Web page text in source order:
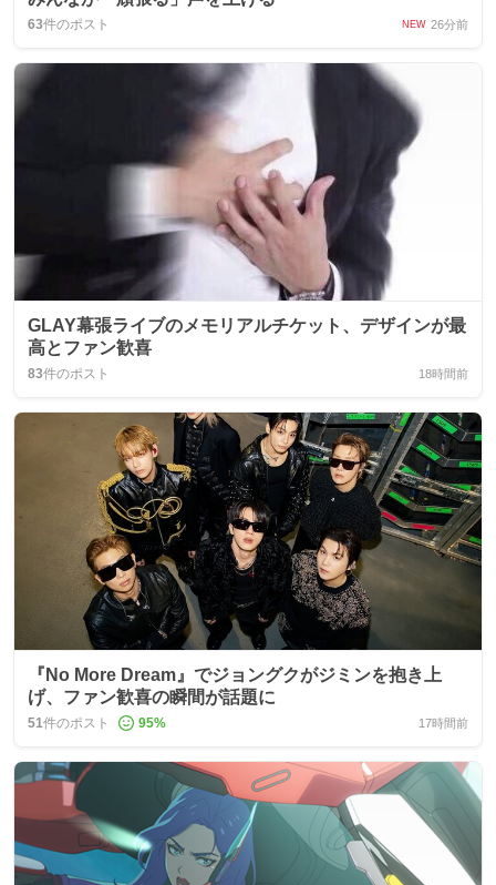
63件のポスト NEW 26分前
GLAY幕張ライブのメモリアルチケット、デザインが最
高とファン歓喜
83件のポスト 18時間前
『No More Dream』でジョングクがジミンを抱き上
げ、ファン歓喜の瞬間が話題に
51件のポスト 95% 17時間前